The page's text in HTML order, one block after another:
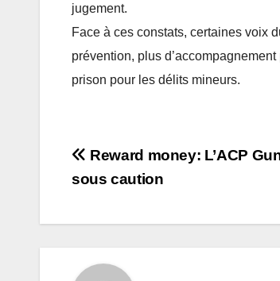
jugement.
Face à ces constats, certaines voix
prévention, plus
prison pour les délits mineurs.
Post
navigation
Reward money: L’ACP
sous caution